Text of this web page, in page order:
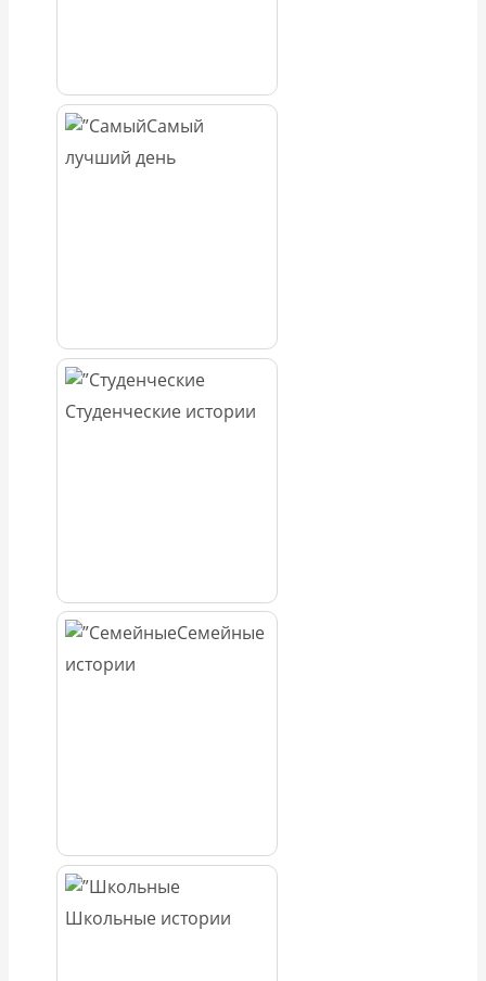
Самый
лучший день
Студенческие истории
Семейные
истории
Школьные истории